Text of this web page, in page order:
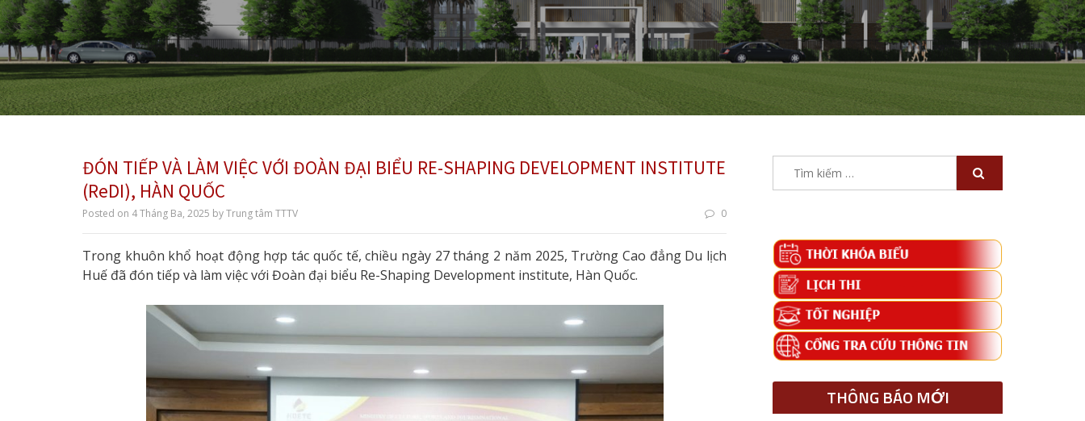
ĐÓN TIẾP VÀ LÀM VIỆC VỚI ĐOÀN ĐẠI BIỂU RE-SHAPING DEVELOPMENT INSTITUTE
(ReDI), HÀN QUỐC
Posted on 4 Tháng Ba, 2025 byTrung tâm TTTV 0
Trong khuôn khổ hoạt động hợp tác quốc tế, chiều ngày 27 tháng 2 năm 2025, Trường Cao đẳng Du lịch
Huế đã đón tiếp và làm việc với Đoàn đại biểu Re-Shaping Development institute, Hàn Quốc.
kiếm
THÔNG BÁO MỚI